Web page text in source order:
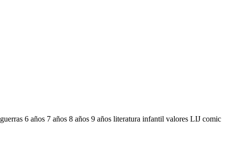
guerras 6 años 7 años 8 años 9 años literatura infantil valores LIJ comic